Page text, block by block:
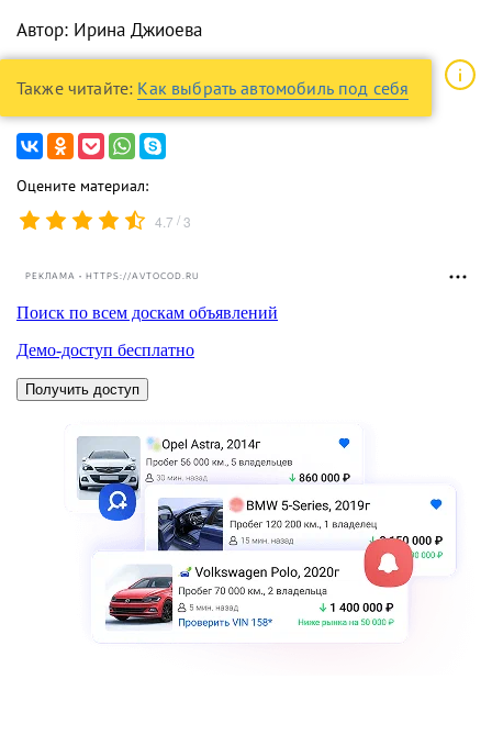
Автор: Ирина Джиоева
Также читайте: Как выбрать автомобиль под себя
Оцените материал:
4.7 /3
РЕКЛАМА • HTTPS://AVTOCOD.RU